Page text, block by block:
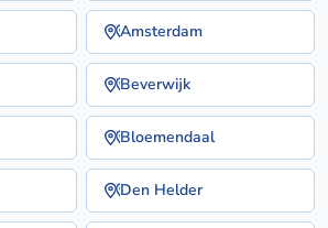
Amsterdam
Beverwijk
Bloemendaal
Den Helder